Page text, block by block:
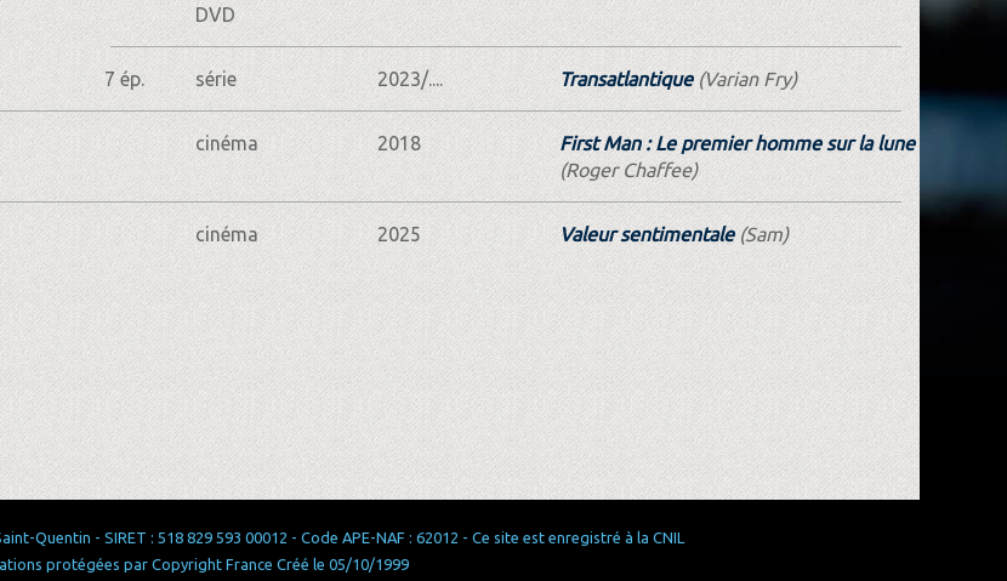
DVD
7 ép. série 2023/.... Transatlantique(Varian Fry)
cinéma 2018
First Man : Le premier homme sur la lune
(Roger Chaffee)
cinéma 2025 Valeur sentimentale(Sam)
Quentin - SIRET : 518 829 593 00012 - Code APE-NAF : 62012 - Ce site est enregistré à la CNIL
protégées par Copyright France Créé le 05/10/1999